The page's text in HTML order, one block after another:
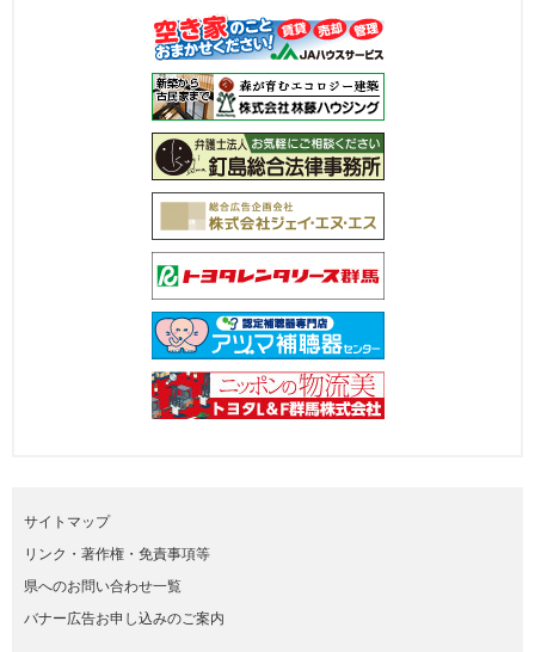
サイトマップ
リンク・著作権・免責事項等
県へのお問い合わせ一覧
バナー広告お申し込みのご案内